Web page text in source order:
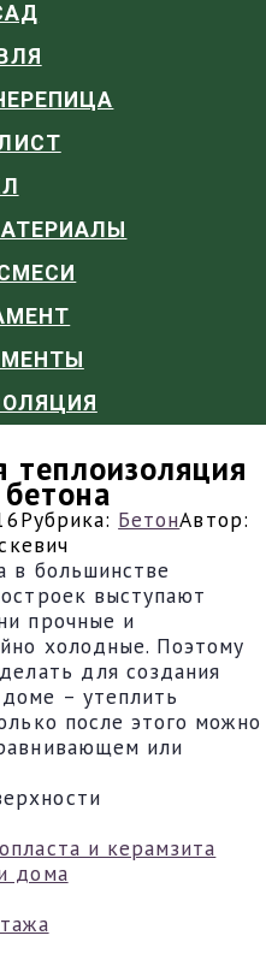
теплоизоляция
Рубрика: БетонАвтор:
в большинстве
выступают
прочные и
холодные. Поэтому
для создания
– утеплить
после этого можно
или
и керамзита
дома